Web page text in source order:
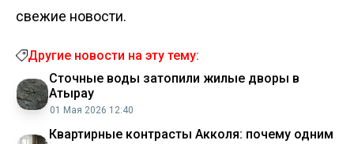
свежие новости.
Другие новости на эту тему:
Сточные воды затопили жилые дворы в
Атырау
01 Мая 2026 12:40
Квартирные контрасты Акколя: почему одним